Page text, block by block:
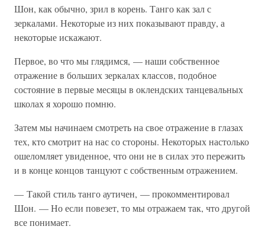
Шон, как обычно, зрил в корень. Танго как зал с
зеркалами. Некоторые из них показывают правду, а
некоторые искажают.
Первое, во что мы глядимся, — наши собственное
отражение в больших зеркалах классов, подобное
состояние в первые месяцы в оклендских танцевальных
школах я хорошо помню.
Затем мы начинаем смотреть на свое отражение в глазах
тех, кто смотрит на нас со стороны. Некоторых настолько
ошеломляет увиденное, что они не в силах это пережить
и в конце концов танцуют с собственным отражением.
— Такой стиль танго аутичен, — прокомментировал
Шон. — Но если повезет, то мы отражаем так, что другой
все понимает.